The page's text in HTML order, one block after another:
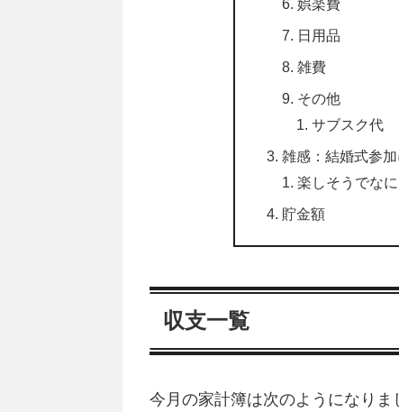
娯楽費
日用品
雑費
その他
サブスク代
雑感：結婚式参
楽しそうでな
貯金額
収支一覧
今月の家計簿は次のようになりま